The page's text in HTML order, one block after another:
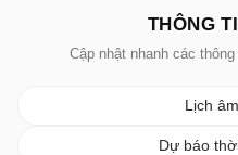
THÔNG
Cập nhật nhanh các
Lịch
Dự báo